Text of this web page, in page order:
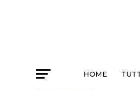
HOME